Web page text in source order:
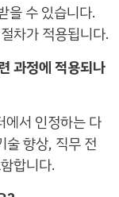
을 수 있습니다.
차가 적용됩니다.
과정에 적용되나
에서 인정하는 다
술 향상, 직무 전
합니다.